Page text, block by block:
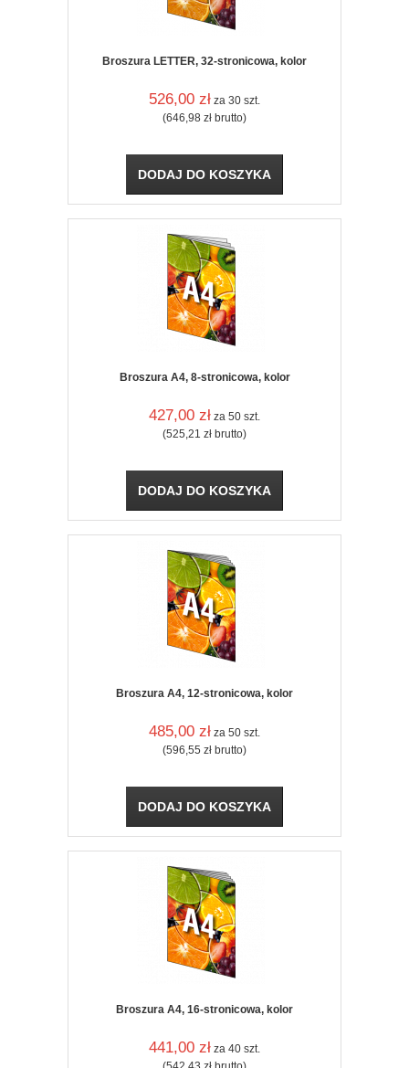
Broszura LETTER, 32-stronicowa, kolor
526,00 zł za 30 szt.
(646,98 zł brutto)
DODAJ DO KOSZYKA
Broszura A4, 8-stronicowa, kolor
427,00 zł za 50 szt.
(525,21 zł brutto)
DODAJ DO KOSZYKA
Broszura A4, 12-stronicowa, kolor
485,00 zł za 50 szt.
(596,55 zł brutto)
DODAJ DO KOSZYKA
Broszura A4, 16-stronicowa, kolor
441,00 zł za 40 szt.